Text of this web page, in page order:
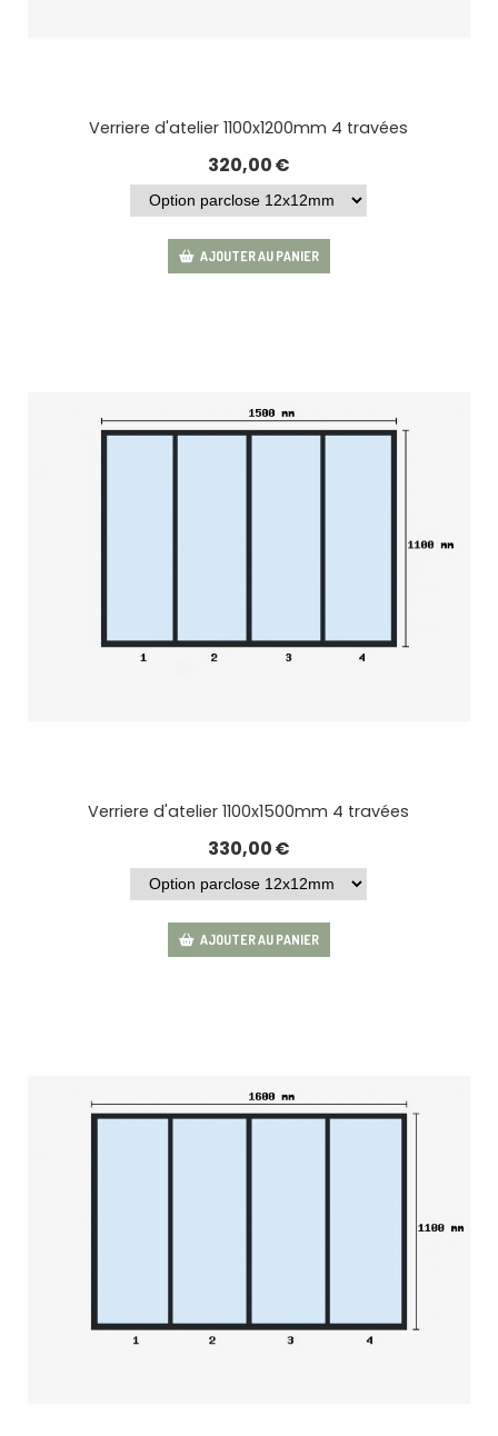
Verriere d'atelier 1100x1200mm 4 travées
320,00€
AJOUTER AU PANIER
Verriere d'atelier 1100x1500mm 4 travées
330,00€
AJOUTER AU PANIER